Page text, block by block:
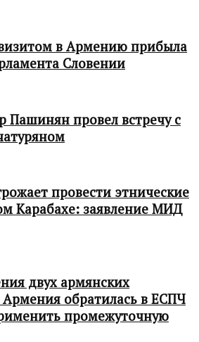
в Армению прибыла
Словении
Пашинян провел встречу с
провести этнические
Карабахе: заявление МИД
двух армянских
обратилась в ЕСПЧ
промежуточную